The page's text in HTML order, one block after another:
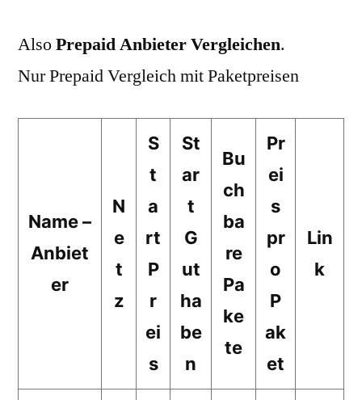
AlsoPrepaid Anbieter Vergleichen.
Nur Prepaid Vergleich mit Paketpreisen
Name –
Anbiet
er
N
e
t
z
S
t
a
rt
P
r
ei
s
St
ar
t
G
ut
ha
be
n
Bu
ch
ba
re
Pa
ke
te
Pr
ei
s
pr
o
P
ak
et
Lin
k